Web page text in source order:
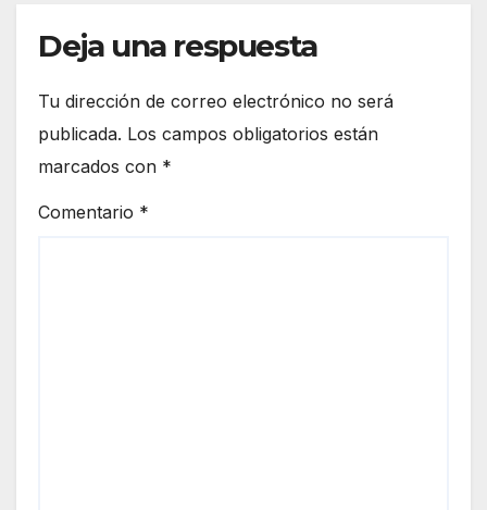
Deja una respuesta
Tu dirección de correo electrónico no será
publicada. Los campos obligatorios están
marcados con *
Comentario *